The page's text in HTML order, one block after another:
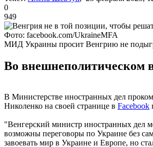
0
949
Фото: facebook.com/UkraineMFA
МИД Украины просит Венгрию не
Во внешнеполитическом
В Министерстве иностранных дел
Николенко на своей странице в Facebook
"Венгерский министр иностранных дел
возможны переговоры по Украине без
завоевать мир в Украине и Европе, но